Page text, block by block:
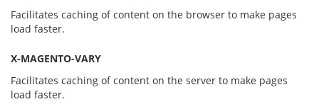
Facilitates caching of content on the browser to make pages
load faster.
X-MAGENTO-VARY
Facilitates caching of content on the server to make pages
load faster.